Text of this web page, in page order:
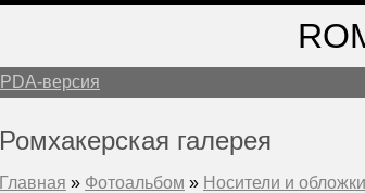
PDA-версия
Ромхакерская галерея
Главная » Фотоальбом » Носители и обложки